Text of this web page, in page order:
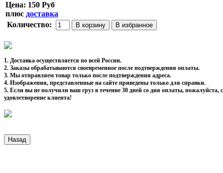
Цена: 150 Руб
плюс доставка
Количество:
1. Доставка осуществляется по всей России.
2. Заказы обрабатываются своевременное после подтверждения оплаты.
3. Мы отправляем товар только после подтверждения адреса.
4. Изображения, представленные на сайте приведены только для справки.
5. Если вы не получили ваш груз в течение 30 дней со дня оплаты,
удовлетворение клиента!